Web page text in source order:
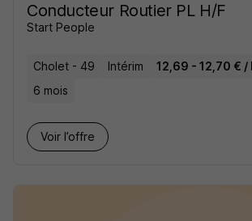
Conducteur Routier PL H/F
Start People
Cholet - 49 Intérim
12,69 - 12,70 € /
6 mois
Voir l’offre